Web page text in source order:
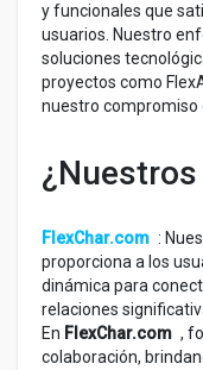
y funcionales que
usuarios. Nuestro
soluciones
proyectos como
nuestro compromiso
FlexChar.com :
proporciona a los
dinámica para
relaciones
En FlexChar.com ,
colaboración,